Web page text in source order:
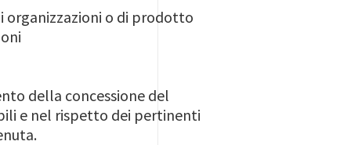
organizzazioni o di prodotto
della concessione del
e nel rispetto dei pertinenti